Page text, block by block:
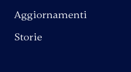
Aggiornamenti
Storie